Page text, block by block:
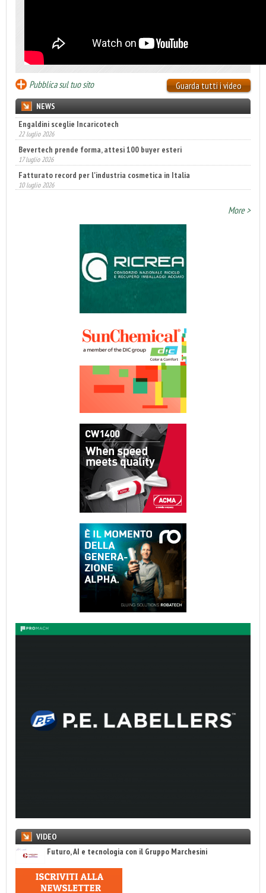
Pubblica sul tuo sito Guarda tutti i video
NEWS
Engaldini sceglie Incaricotech
22 luglio 2026
Bevertech prende forma, attesi 100 buyer esteri
17 luglio 2026
Fatturato record per l'industria cosmetica in Italia
10 luglio 2026
More >
VIDEO
Futuro, AI e tecnologia con il Gruppo Marchesini